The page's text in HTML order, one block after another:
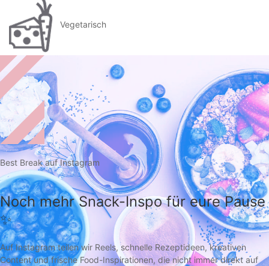
Vegetarisch
Best Break auf Instagram
Noch mehr Snack-Inspo für eure Pause
✨
Auf Instagram teilen wir Reels, schnelle Rezeptideen, kreativen
Content und frische Food-Inspirationen, die nicht immer direkt auf